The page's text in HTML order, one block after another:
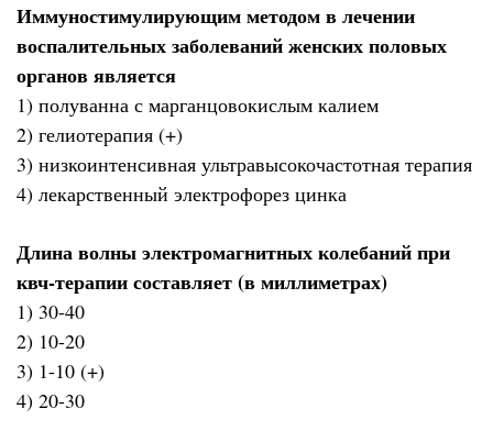
Иммуностимулирующим методом в лечении
воспалительных заболеваний женских половых
органов является
1) полуванна с марганцовокислым калием
2) гелиотерапия (+)
3) низкоинтенсивная ультравысокочастотная терапия
4) лекарственный электрофорез цинка
Длина волны электромагнитных колебаний при
квч-терапии составляет (в миллиметрах)
1) 30-40
2) 10-20
3) 1-10 (+)
4) 20-30